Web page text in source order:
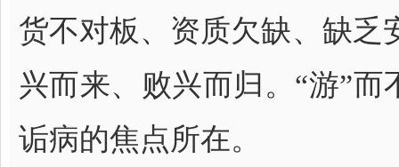
货不对板、资质欠缺、缺乏
兴而来、败兴而归。“游”而
诟病的焦点所在。